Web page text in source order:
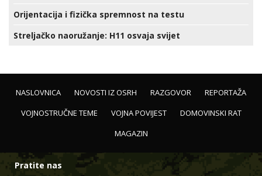
Orijentacija i fizička spremnost na testu
Streljačko naoružanje: H11 osvaja svijet
NASLOVNICA NOVOSTI IZ OSRH RAZGOVOR
REPORTAŽA
VOJNOSTRUČNE TEME
VOJNA POVIJEST
DOMOVINSKI RAT
MAGAZIN
Pratite nas